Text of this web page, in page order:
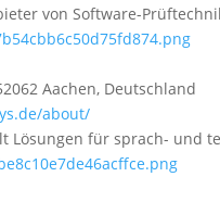
von Software-
Aachen, Deutschland
about/
Lösungen für sprach- und